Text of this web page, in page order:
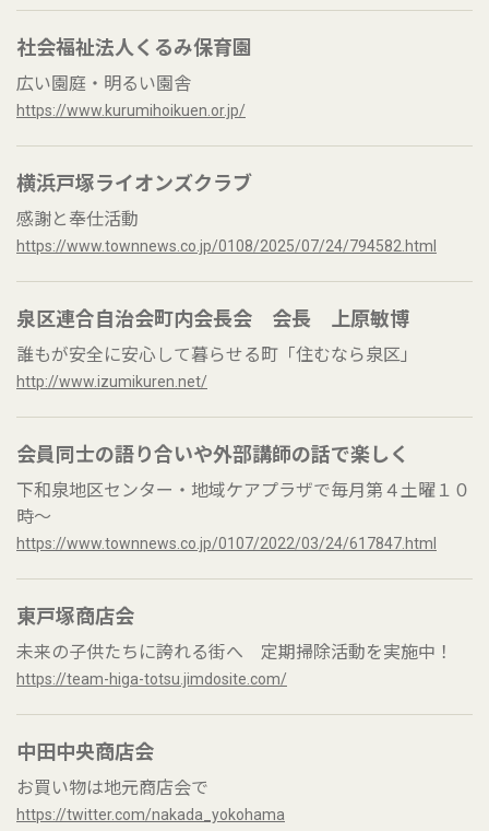
社会福祉法人くるみ保育園
広い園庭・明るい園舎
https://www.kurumihoikuen.or.jp/
横浜戸塚ライオンズクラブ
感謝と奉仕活動
https://www.townnews.co.jp/0108/2025/07/24/794582.html
泉区連合自治会町内会長会 会長 上原敏博
誰もが安全に安心して暮らせる町「住むなら泉区」
http://www.izumikuren.net/
会員同士の語り合いや外部講師の話で楽しく
下和泉地区センター・地域ケアプラザで毎月第４土曜１０
時～
https://www.townnews.co.jp/0107/2022/03/24/617847.html
東戸塚商店会
未来の子供たちに誇れる街へ 定期掃除活動を実施中！
https://team-higa-totsu.jimdosite.com/
中田中央商店会
お買い物は地元商店会で
https://twitter.com/nakada_yokohama